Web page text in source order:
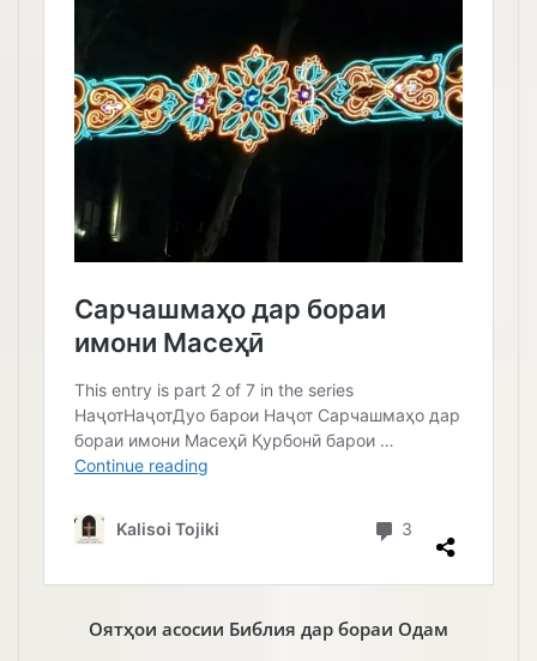
Оятҳои асосии Библия дар бораи Одам